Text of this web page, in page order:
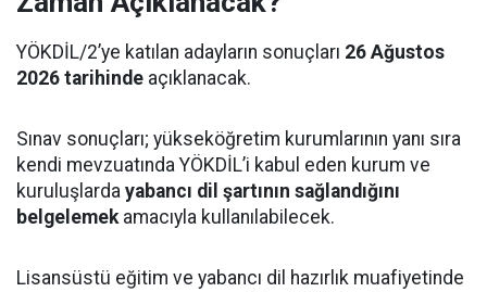
YÖKDİL/2’ye katılan adayların sonuçları 26 Ağustos
2026 tarihinde açıklanacak.
Sınav sonuçları; yükseköğretim kurumlarının yanı sıra
kendi mevzuatında YÖKDİL’i kabul eden kurum ve
kuruluşlarda yabancı dil şartının sağlandığını
belgelemekamacıyla kullanılabilecek.
Lisansüstü eğitim ve yabancı dil hazırlık muafiyetinde